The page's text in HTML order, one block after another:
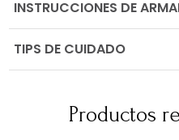
INSTRUCCIONES DE
TIPS DE CUIDADO
Productos